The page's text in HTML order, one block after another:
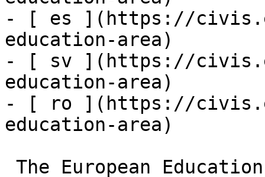
- [ es ](https://
education-area)
- [ sv ](https://
education-area)
- [ ro ](https://
education-area)